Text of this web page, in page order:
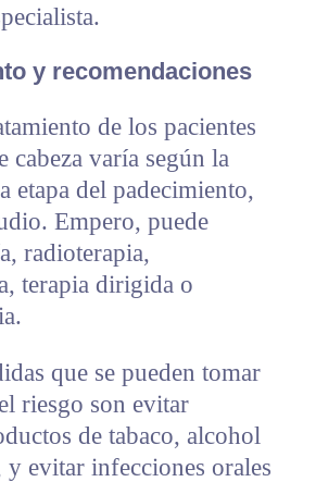
y recomendaciones
de los pacientes
cabeza varía según la
etapa del padecimiento,
Empero, puede
radioterapia,
terapia dirigida o
que se pueden tomar
riesgo son evitar
de tabaco, alcohol
y evitar infecciones orales